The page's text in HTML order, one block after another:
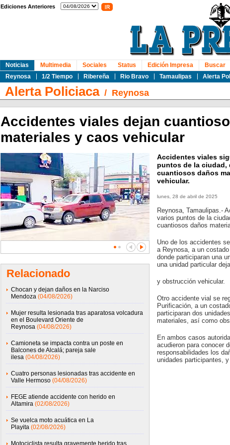
Ediciones Anteriores
Noticias
Reynosa
1/2 Tiempo Ribereña Rio Bravo Tamaulipas Alerta
Multimedia Sociales Status Edición Impresa Buscar
Alerta Policiaca/ Reynosa
Accidentes viales dejan
materiales y caos vehicular
Relacionado
Chocan y dejan daños en la Narciso
Mendoza (04/08/2026)
Mujer resulta lesionada tras aparatosa volcadura
en el Boulevard Oriente de
Reynosa (04/08/2026)
Camioneta se impacta contra un poste en
Balcones de Alcalá; pareja sale
ilesa (04/08/2026)
Cuatro personas lesionadas tras accidente en
Valle Hermoso (04/08/2026)
FEGE atiende accidente con herido en
Altamira (02/08/2026)
Se vuelca moto acuática en La
Playita (02/08/2026)
Motociclista resulta gravemente herido tras
Accidentes viales
puntos de la ciudad,
cuantiosos daños
vehicular.
lunes, 28 de abril de 2025
Reynosa, Tamaulipas.-
varios puntos de la
cuantiosos daños
Uno de los accidentes
a Reynosa, a un
donde participaran una
una unidad particular
y obstrucción vehicular.
Otro accidente vial se
Purificación, a un
participaran dos
materiales, así como
En ambos casos
acudieron para conocer
responsabilidades los
unidades participantes,